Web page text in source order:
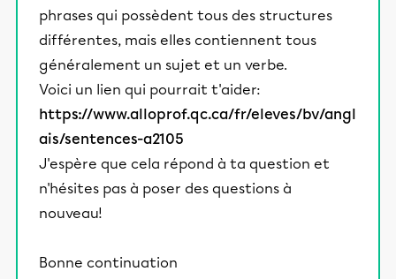
phrases qui possèdent tous des structures
différentes, mais elles contiennent tous
généralement un sujet et un verbe.
Voici un lien qui pourrait t'aider:
https://www.alloprof.qc.ca/fr/eleves/bv/angl
ais/sentences-a2105
J'espère que cela répond à ta question et
n'hésites pas à poser des questions à
nouveau!
Bonne continuation